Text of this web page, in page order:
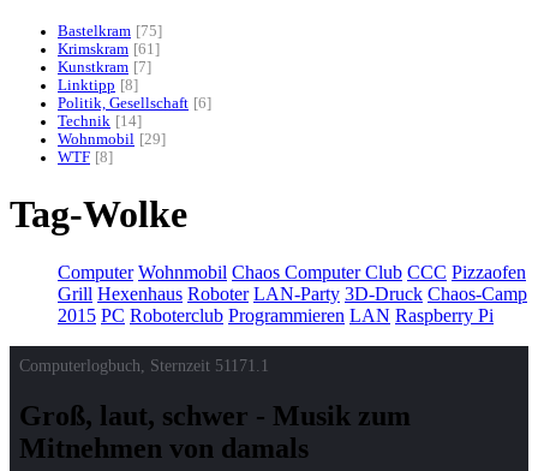
Bastelkram
75
Krimskram 61
Kunstkram
7
Linktipp
8
Politik, Gesellschaft 6
Technik
14
Wohnmobil
29
WTF 8
Tag-Wolke
Computer Wohnmobil Chaos Computer Club CCC Pizzaofen
Grill Hexenhaus Roboter LAN-Party 3D-Druck Chaos-Camp
2015 PC Roboterclub Programmieren LAN Raspberry Pi
Computerlogbuch, Sternzeit 51171.1
Groß, laut, schwer - Musik zum
Mitnehmen von damals